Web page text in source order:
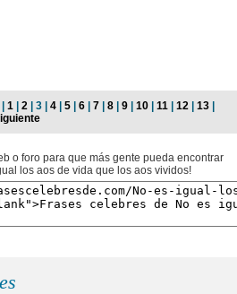
| 1 | 2 | 3 | 4 | 5 | 6 | 7 | 8 | 9 | 10 | 11 | 12 | 13 |
o foro para que más gente pueda encontrar
los aos de vida que los aos vividos!